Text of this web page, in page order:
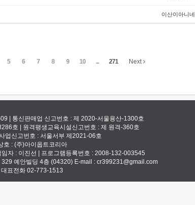
이산이아니네
5 6 7 8 9 10 ... 271 Next
| 통신판매업 신고번호 : 제 2020-서울용산-1300호
호 | 원격평생교육시설신고번호 : 제 원격-360호
업신고번호 : 서울서부 제2021-06호
호 : (주)아이옵트코리아
자 : 이진선 | 프로그램등록번호 : 2008-132-003545
예안빌딩 4층 (04320) E-mail : cr399231@gmail.com
대표전화 02-773-1513